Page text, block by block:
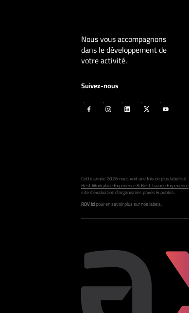
Nous vous accompagnons
dans le développement de
votre activité.
Suivez-nous
Cette année 2026 nous voit une fois de plus labellisé
Best Workplace Experience & Best Trainee Experience
site d’évaluation d’organismes privés & publics.
RDV icipour en savoir plus sur nos labels.